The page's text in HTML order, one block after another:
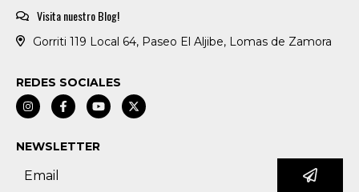
Visita nuestro Blog!
Gorriti 119 Local 64, Paseo El Aljibe, Lomas de Zamora
REDES SOCIALES
NEWSLETTER